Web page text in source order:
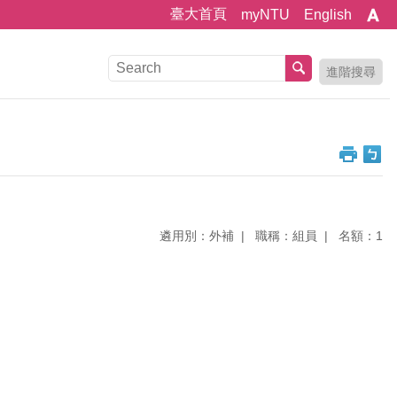
臺大首頁 myNTU English
進階搜尋
遴用別：外補 職稱：組員 名額：1